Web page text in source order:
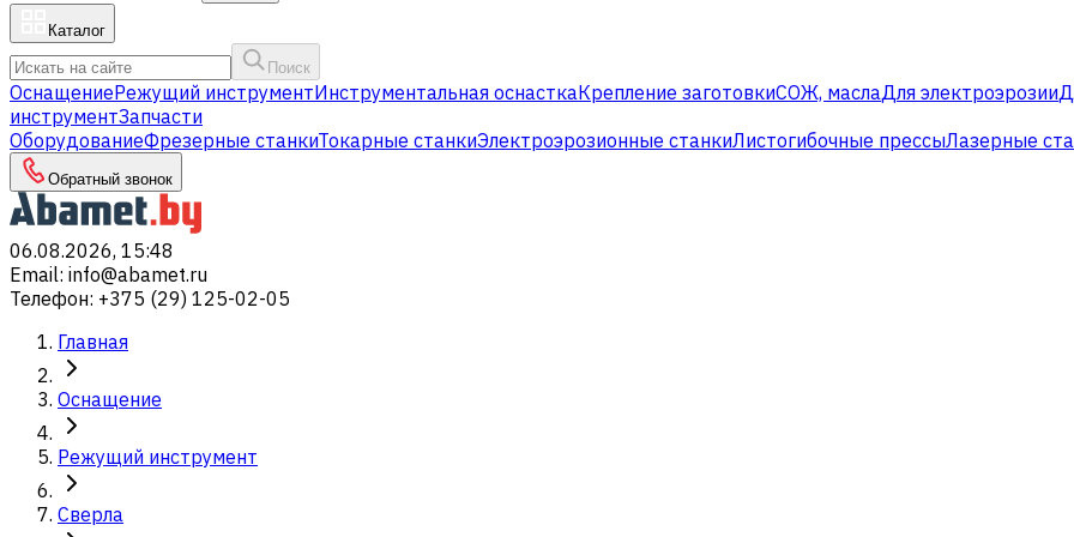
Каталог
Поиск
ОснащениеРежущий инструментИнструментальная оснасткаКрепление заготовкиСОЖ, маслаДля электроэрозии
инструментЗапчасти
ОборудованиеФрезерные станкиТокарные станкиЭлектроэрозионные станкиЛистогибочные прессыЛазерные
Обратный звонок
06.08.2026, 15:48
Email: info@abamet.ru
Телефон: +375 (29) 125-02-05
Главная
Оснащение
Режущий инструмент
Сверла